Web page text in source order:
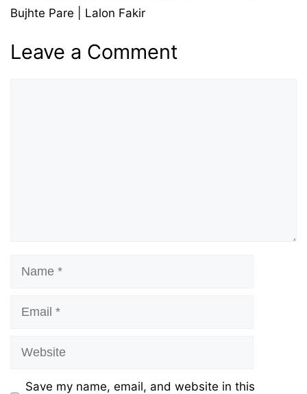
Bujhte Pare | Lalon Fakir
Leave a Comment
Name
Email
Website
Save my name, email, and website in this